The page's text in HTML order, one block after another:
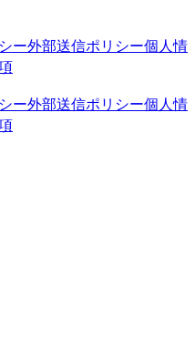
ー外部送信ポリシー個人情
ー外部送信ポリシー個人情